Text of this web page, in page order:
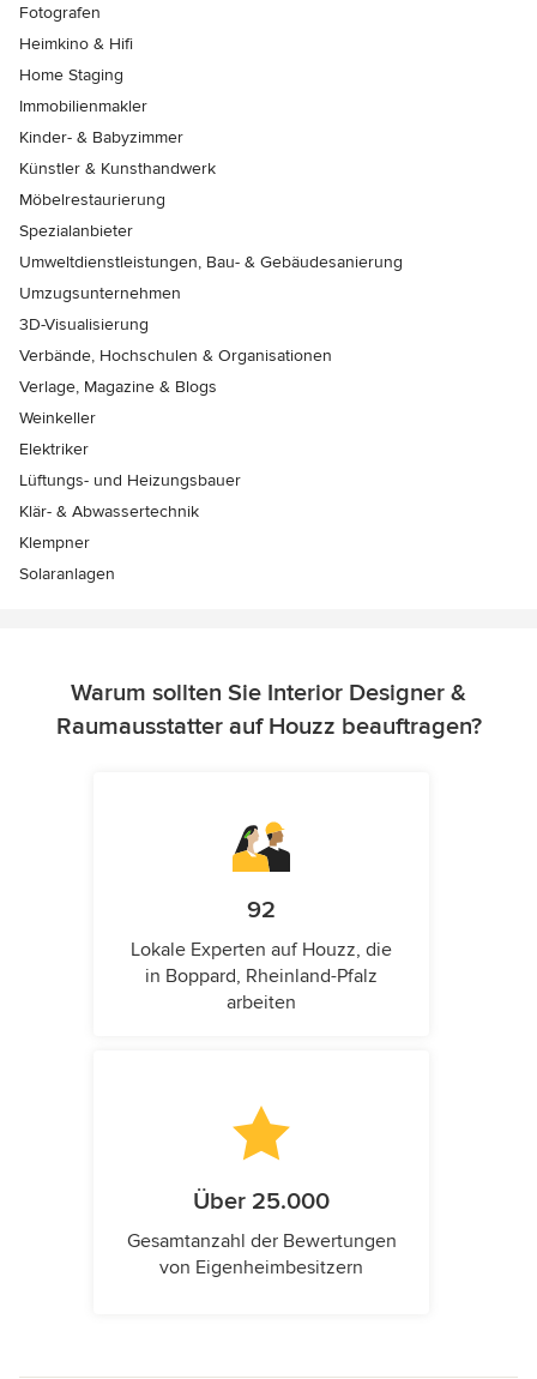
Fotografen
Heimkino & Hifi
Home Staging
Immobilienmakler
Kinder- & Babyzimmer
Künstler & Kunsthandwerk
Möbelrestaurierung
Spezialanbieter
Umweltdienstleistungen, Bau- & Gebäudesanierung
Umzugsunternehmen
3D-Visualisierung
Verbände, Hochschulen & Organisationen
Verlage, Magazine & Blogs
Weinkeller
Elektriker
Lüftungs- und Heizungsbauer
Klär- & Abwassertechnik
Klempner
Solaranlagen
Warum sollten Sie Interior Designer &
Raumausstatter auf Houzz beauftragen?
92
Lokale Experten auf Houzz, die
in Boppard, Rheinland-Pfalz
arbeiten
Über 25.000
Gesamtanzahl der Bewertungen
von Eigenheimbesitzern